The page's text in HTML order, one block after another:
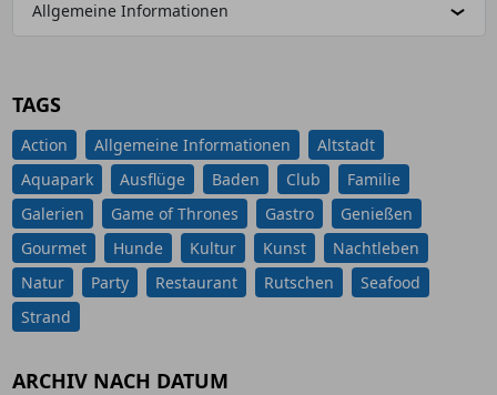
Allgemeine Informationen
TAGS
Action Allgemeine Informationen
Altstadt
Aquapark
Ausflüge Baden Club
Familie
Galerien
Game of Thrones Gastro
Genießen
Gourmet
Hunde Kultur Kunst
Nachtleben
Natur
Party Restaurant Rutschen
Seafood
Strand
ARCHIV NACH DATUM